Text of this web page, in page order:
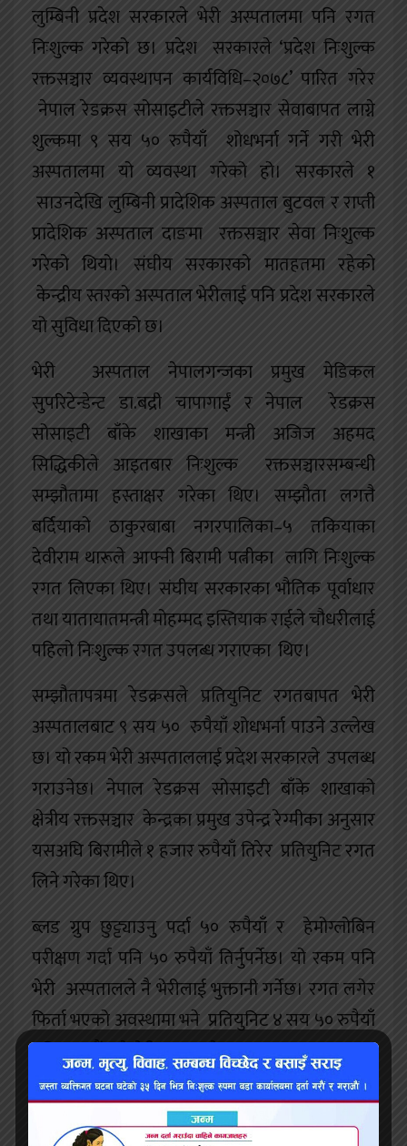
लुम्बिनी प्रदेश सरकारले भेरी अस्पतालमा पनि रगत
निःशुल्क गरेको छ। प्रदेश सरकारले ‘प्रदेश निःशुल्क
रक्तसञ्चार व्यवस्थापन कार्यविधि–२०७८’ पारित गरेर
नेपाल रेडक्रस सोसाइटीले रक्तसञ्चार सेवाबापत लाग्ने
शुल्कमा ९ सय ५० रुपैयाँ शोधभर्ना गर्ने गरी भेरी
अस्पतालमा यो व्यवस्था गरेको हो। सरकारले १
साउनदेखि लुम्बिनी प्रादेशिक अस्पताल बुटवल र राप्ती
प्रादेशिक अस्पताल दाङमा रक्तसञ्चार सेवा निःशुल्क
गरेको थियो। संघीय सरकारको मातहतमा रहेको
केन्द्रीय स्तरको अस्पताल भेरीलाई पनि प्रदेश सरकारले
यो सुविधा दिएको छ।
भेरी अस्पताल नेपालगन्जका प्रमुख मेडिकल
सुपरिटेन्डेन्ट डा.बद्री चापागाईं र नेपाल रेडक्रस
सोसाइटी बाँके शाखाका मन्त्री अजिज अहमद
सिद्धिकीले आइतबार निःशुल्क रक्तसञ्चारसम्बन्धी
सम्झौतामा हस्ताक्षर गरेका थिए। सम्झौता लगत्तै
बर्दियाको ठाकुरबाबा नगरपालिका–५ तकियाका
देवीराम थारूले आफ्नी बिरामी पत्नीका लागि निःशुल्क
रगत लिएका थिए। संघीय सरकारका भौतिक पूर्वाधार
तथा यातायातमन्त्री मोहम्मद इस्तियाक राईले चौधरीलाई
पहिलो निःशुल्क रगत उपलब्ध गराएका थिए।
सम्झौतापत्रमा रेडक्रसले प्रतियुनिट रगतबापत भेरी
अस्पतालबाट ९ सय ५० रुपैयाँ शोधभर्ना पाउने उल्लेख
छ। यो रकम भेरी अस्पताललाई प्रदेश सरकारले उपलब्ध
गराउनेछ। नेपाल रेडक्रस सोसाइटी बाँके शाखाको
क्षेत्रीय रक्तसञ्चार केन्द्रका प्रमुख उपेन्द्र रेग्मीका अनुसार
यसअघि बिरामीले १ हजार रुपैयाँ तिरेर प्रतियुनिट रगत
लिने गरेका थिए।
ब्लड ग्रुप छुट्ट्याउनु पर्दा ५० रुपैयाँ र हेमोग्लोबिन
परीक्षण गर्दा पनि ५० रुपैयाँ तिर्नुपर्नेछ। यो रकम पनि
भेरी अस्पतालले नै भेरीलाई भुक्तानी गर्नेछ। रगत लगेर
फिर्ता भएको अवस्थामा भने प्रतियुनिट ४ सय ५० रुपैयाँ
पनि ब्लड बैंकले भेरीबाट पाउनेछ।